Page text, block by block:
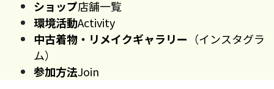
ショップ店舗一覧
環境活動Activity
中古着物・リメイクギャラリー （インスタグラ
ム）
参加方法Join